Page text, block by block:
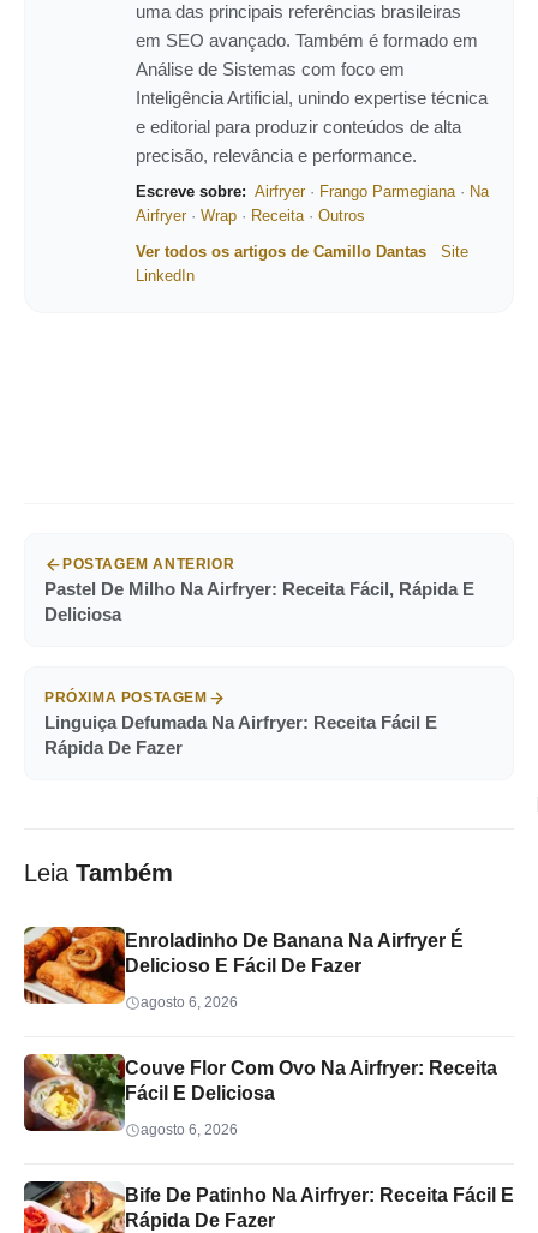
uma das principais referências brasileiras
em SEO avançado. Também é formado em
Análise de Sistemas com foco em
Inteligência Artificial, unindo expertise técnica
e editorial para produzir conteúdos de alta
precisão, relevância e performance.
Escreve sobre: Airfryer· Frango Parmegiana· Na
Airfryer· Wrap · Receita· Outros
Ver todos os artigos de Camillo Dantas
Site
LinkedIn
POSTAGEM ANTERIOR
Pastel De Milho Na Airfryer: Receita Fácil, Rápida E
Deliciosa
PRÓXIMA POSTAGEM
Linguiça Defumada Na Airfryer: Receita Fácil E
Rápida De Fazer
Leia Também
Enroladinho De Banana Na Airfryer É
Delicioso E Fácil De Fazer
agosto 6, 2026
Couve Flor Com Ovo Na Airfryer: Receita
Fácil E Deliciosa
agosto 6, 2026
Bife De Patinho Na Airfryer: Receita Fácil E
Rápida De Fazer